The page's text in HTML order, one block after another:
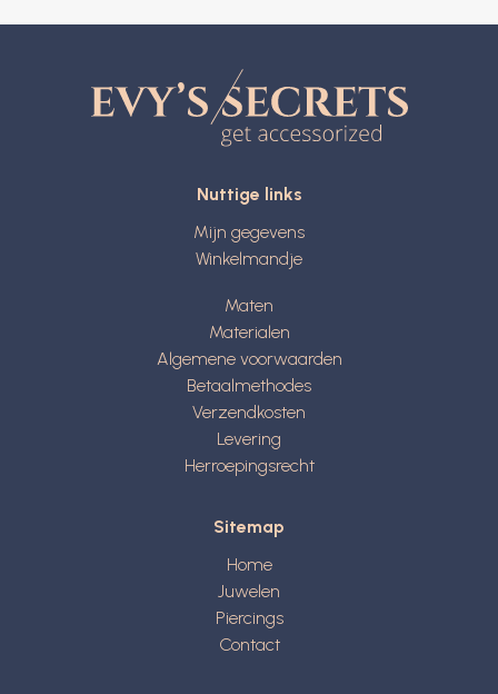
Nuttige links
Mijn gegevens
Winkelmandje
Maten
Materialen
Algemene voorwaarden
Betaalmethodes
Verzendkosten
Levering
Herroepingsrecht
Sitemap
Home
Juwelen
Piercings
Contact